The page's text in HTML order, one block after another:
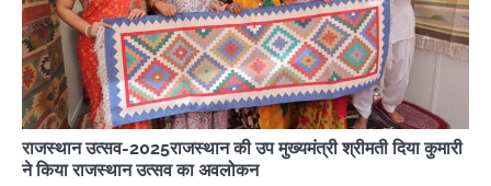
राजस्थान उत्सव-2025राजस्थान की उप मुख्यमंत्री श्रीमती दिया कुमारी
ने किया राजस्थान उत्सव का अवलोकन